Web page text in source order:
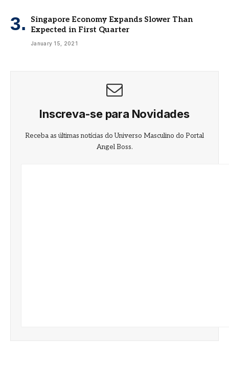
Singapore Economy Expands Slower Than
Expected in First Quarter
January 15, 2021
Inscreva-se para Novidades
Receba as últimas notícias do Universo Masculino do Portal
Angel Boss.